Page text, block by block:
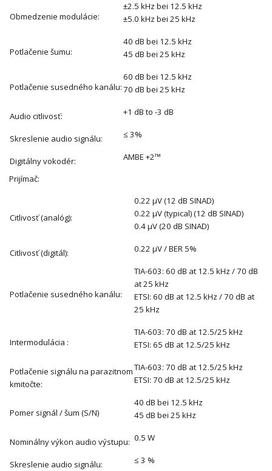
Obmedzenie modulácie:
±2.5 kHz bei 12.5 kHz
±5.0 kHz bei 25 kHz
Potlačenie šumu:
40 dB bei 12.5 kHz
45 dB bei 25 kHz
Potlačenie susedného kanálu:
60 dB bei 12.5 kHz
70 dB bei 25 kHz
Audio citlivosť: +1 dB to -3 dB
Skreslenie audio signálu: ≤ 3%
Digitálny vokodér:
AMBE +2™
Prijímač:
Citlivosť (analóg):
0.22 μV (12 dB SINAD)
0.22 μV (typical) (12 dB SINAD)
0.4 μV (20 dB SINAD)
Citlivosť (digitál): 0.22 μV / BER 5%
Potlačenie susedného kanálu:
TIA-603: 60 dB at 12.5 kHz / 70 dB
at 25 kHz
ETSI: 60 dB at 12.5 kHz / 70 dB at
25 kHz
Intermodulácia :
TIA-603: 70 dB at 12.5/25 kHz
ETSI: 65 dB at 12.5/25 kHz
Potlačenie signálu na parazitnom
kmitočte:
TIA-603: 70 dB at 12.5/25 kHz
ETSI: 70 dB at 12.5/25 kHz
Pomer signál / šum (S/N)
40 dB bei 12.5 kHz
45 dB bei 25 kHz
Nominálny výkon audio výstupu: 0.5 W
Skreslenie audio signálu: ≤ 3 %